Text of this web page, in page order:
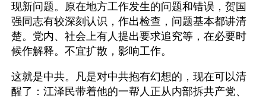
现新问题。原在地方工作发生的问题和错误，贺国
强同志有较深刻认识，作出检查，问题基本都讲清
楚。党内、社会上有人提出要求追究等，在必要时
候作解释。不宜扩散，影响工作。
这就是中共。凡是对中共抱有幻想的，现在可以清
醒了：江泽民带着他的一帮人正从内部拆共产党、